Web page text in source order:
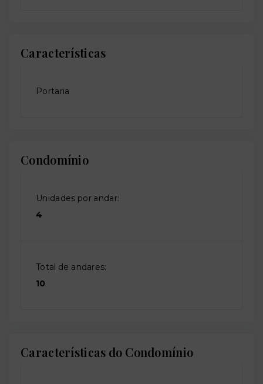
Características
Portaria
Condomínio
Unidades por andar:
4
Total de andares:
10
Características do Condomínio